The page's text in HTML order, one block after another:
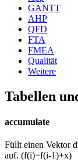
GANTT
AHP
QFD
FTA
FMEA
Qualität
Weitere
Tabellen
accumulate
Füllt einen Vektor
auf. (f(i)=f(i-1)+x)